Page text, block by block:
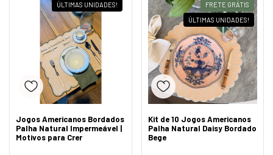
ÚLTIMAS UNIDADES!
Jogos Americanos Bordados
Palha Natural Impermeável |
Motivos para Crer
FRETE GRÁTIS
ÚLTIMAS UNIDADES!
Kit de 10 Jogos Americanos
Palha Natural Daisy Bordado
Bege